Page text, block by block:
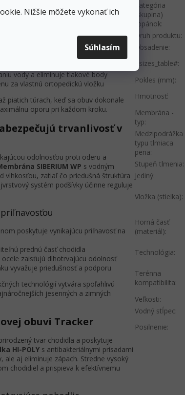
Nižšie môžete vykonať ich
Súhlasím
širokú škálu používateľov.
nosenie
prirodzený rozkrok prstov počas
vody a eliminuje tlakové body
za vlastnú ortopedickú vložku
piatich túrach, keď sa obuv dokonale
oporu pri každom kroku.
trvanlivosť v
odolnosťou proti oderu a
SIBERIUM WP s vodným
vlhkosťou, zatiaľ čo priedušná štruktúra
systém podšívky účinne reguluje
poskytuje vynikajúcu priľnavosť na
prednú časť chodidla
ocele zaisťujú dlhotrvajúcu odolnosť
vyvažuje priedušnosť a podporu
technológií vytvára spoľahlivú
jesenných a zimných
obuvi Tracker
tvar chodidla a poskytuje
HI-POLY s antibakteriálnymi prísadami
ale aj eliminuje zápach. Stredne vysoký
chodidiel a prispieva k efektívnemu
Kategória
(skupina)
topánok:
Druh produktu:
Obsadenie:
#sizes_table#:
Pokles (mm):
Hmotnosť:
Membrána -
typ:
Medzipodrážka
typu tlmiaca
pena:
Stupeň tlmenia:
Jediný:
Vložka (stielka):
Horná časť
(materiál):
Technológia:
Terénna
kompatibilita:
Veľkosti:
Vodný stĺpec:
Posilnenie: